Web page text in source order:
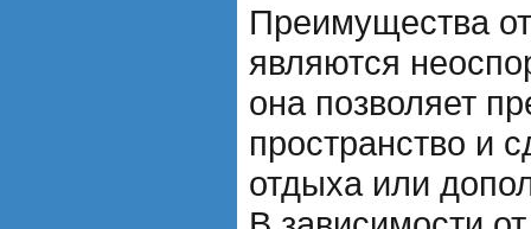
Преимущества
являются
она позволяет
пространство и
отдыха или